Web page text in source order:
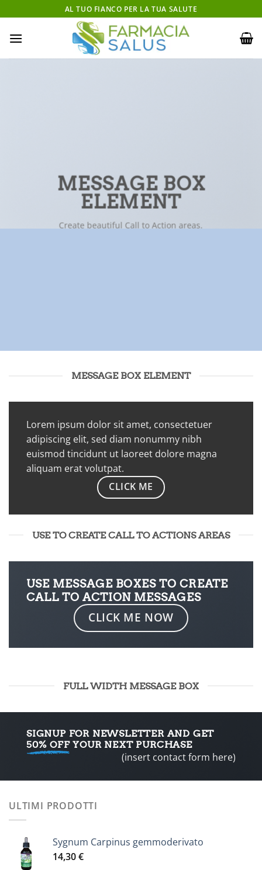
ai
contenuti
AL TUO FIANCO PER LA TUA SALUTE
MESSAGE BOX
ELEMENT
Create beautiful Call to Action areas.
MESSAGE BOX ELEMENT
Lorem ipsum dolor sit amet, consectetuer
adipiscing elit, sed diam nonummy nibh
euismod tincidunt ut laoreet dolore magna
aliquam erat volutpat.
CLICK ME
USE TO CREATE CALL TO ACTIONS AREAS
USE MESSAGE BOXES TO CREATE
CALL TO ACTION MESSAGES
CLICK ME NOW
FULL WIDTH MESSAGE BOX
SIGNUP FOR NEWSLETTER AND GET
50% OFFYOUR NEXT PURCHASE
(insert contact form here)
ULTIMI PRODOTTI
Sygnum Carpinus gemmoderivato
14,30€